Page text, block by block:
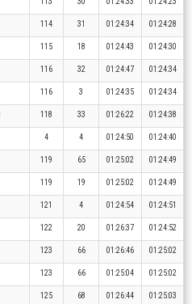
114 31 01:24:34 01:24:28
115 18 01:24:43 01:24:30
116 32 01:24:47 01:24:34
116 3 01:24:35 01:24:34
118 33 01:26:22 01:24:38
4 4 01:24:50 01:24:40
119 65 01:25:02 01:24:49
119 19 01:25:02 01:24:49
121 4 01:24:54 01:24:51
122 20 01:26:37 01:24:52
123 66 01:26:46 01:25:02
123 66 01:25:04 01:25:02
125 68 01:26:44 01:25:03